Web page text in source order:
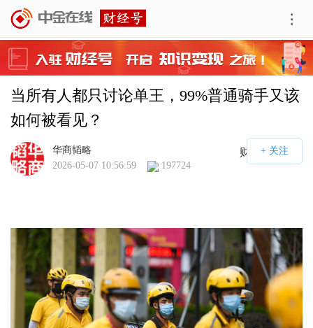
当所有人都只讨论单王，99%普通骑手又该
如何被看见？
财经号APP
华商韬略
2026-05-07 10:56:59
197724